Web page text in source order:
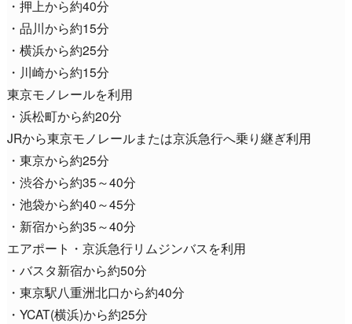
・押上から約40分
・品川から約15分
・横浜から約25分
・川崎から約15分
東京モノレールを利用
・浜松町から約20分
JRから東京モノレールまたは京浜急行へ乗り継ぎ利用
・東京から約25分
・渋谷から約35～40分
・池袋から約40～45分
・新宿から約35～40分
エアポート・京浜急行リムジンバスを利用
・バスタ新宿から約50分
・東京駅八重洲北口から約40分
・YCAT(横浜)から約25分